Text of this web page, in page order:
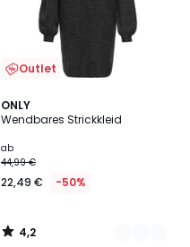
Outlet
ONLY
Wendbares Strickkleid
ab
44,99 €
22,49 € -50%
4,2
/ 5
2
Farben
4,2
/